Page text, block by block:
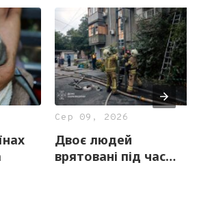
Сер 09, 2026
Двоє людей
врятовані під час